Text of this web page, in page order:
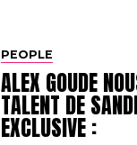
PEOPLE
ALEX GOUDE
TALENT DE
EXCLUSIVE :